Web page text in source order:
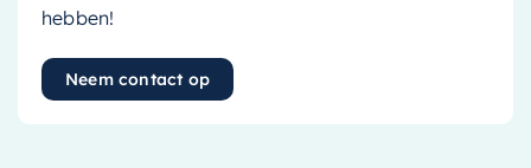
hebben!
Neem contact op